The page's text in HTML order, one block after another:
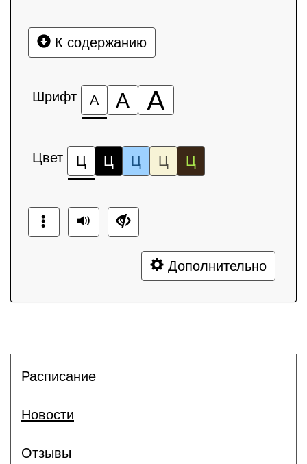
К содержанию
Шрифт А А А
Цвет Ц Ц Ц Ц Ц
Дополнительно
Расписание
Новости
Отзывы